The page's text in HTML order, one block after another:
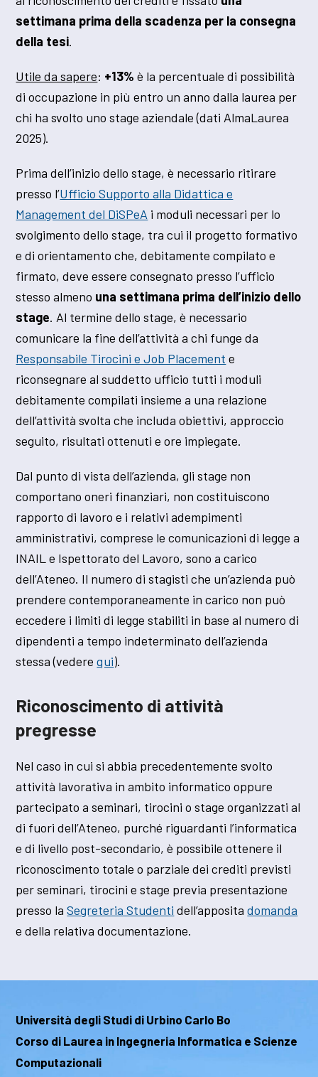
settimana prima della scadenza per la consegna
della tesi.
Utile da sapere: +13% è la percentuale di possibilità
di occupazione in più entro un anno dalla laurea per
chi ha svolto uno stage aziendale (dati AlmaLaurea
2025).
Prima dell’inizio dello stage, è necessario ritirare
presso l’Ufficio Supporto alla Didattica e
Management del DiSPeA i moduli necessari per lo
svolgimento dello stage, tra cui il progetto formativo
e di orientamento che, debitamente compilato e
firmato, deve essere consegnato presso l’ufficio
stesso almeno una settimana prima dell’inizio dello
stage. Al termine dello stage, è necessario
comunicare la fine dell’attività a chi funge da
Responsabile Tirocini e Job Placement e
riconsegnare al suddetto ufficio tutti i moduli
debitamente compilati insieme a una relazione
dell’attività svolta che includa obiettivi, approccio
seguito, risultati ottenuti e ore impiegate.
Dal punto di vista dell’azienda, gli stage non
comportano oneri finanziari, non costituiscono
rapporto di lavoro e i relativi adempimenti
amministrativi, comprese le comunicazioni di legge a
INAIL e Ispettorato del Lavoro, sono a carico
dell’Ateneo. Il numero di stagisti che un’azienda può
prendere contemporaneamente in carico non può
eccedere i limiti di legge stabiliti in base al numero di
dipendenti a tempo indeterminato dell’azienda
stessa (vederequi).
Riconoscimento di attività
pregresse
Nel caso in cui si abbia precedentemente svolto
attività lavorativa in ambito informatico oppure
partecipato a seminari, tirocini o stage organizzati al
di fuori dell’Ateneo, purché riguardanti l’informatica
e di livello post-secondario, è possibile ottenere il
riconoscimento totale o parziale dei crediti previsti
per seminari, tirocini e stage previa presentazione
presso laSegreteria Studenti dell’appositadomanda
e della relativa documentazione.
Università degli Studi di Urbino Carlo Bo
Corso di Laurea in Ingegneria Informatica e Scienze
Computazionali